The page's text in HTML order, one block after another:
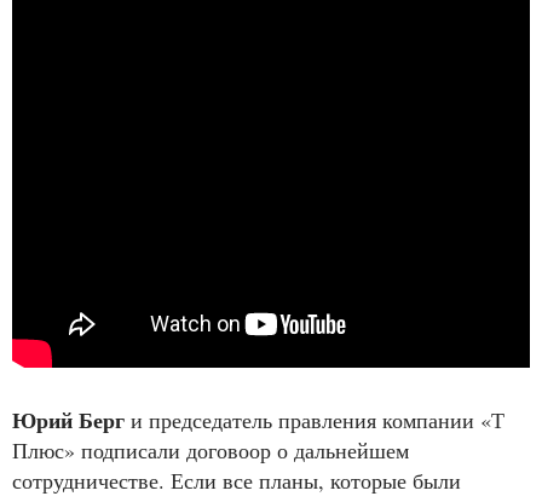
Юрий Берг и председатель правления компании «Т
Плюс» подписали договоор о дальнейшем
сотрудничестве. Если все планы, которые были